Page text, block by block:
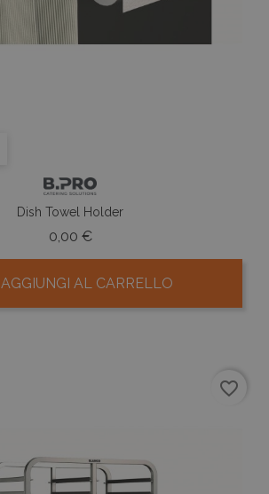
Dish Towel Holder
0,00 €Prezzo
AGGIUNGI AL CARRELLO
favorite_border